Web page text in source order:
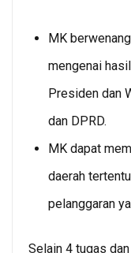
MK
mengenai
Presiden dan
dan DPRD.
MK dapat
daerah
pelanggaran
Selain 4 tugas